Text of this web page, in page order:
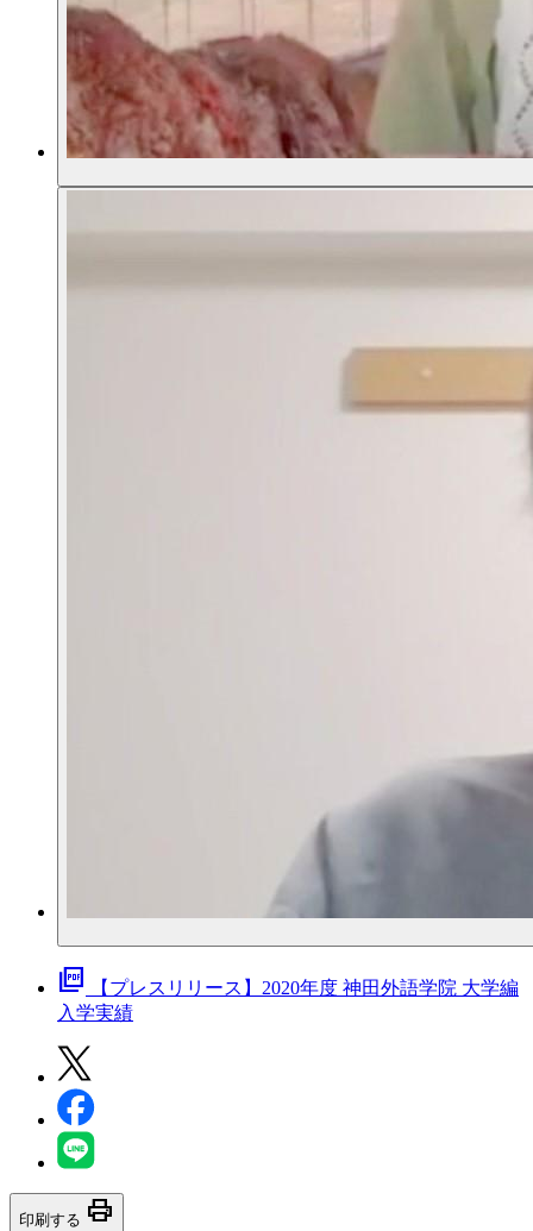
picture_as_pdf
【プレスリリース】2020年度 神田外語学院 大学編
入学実績
印刷する print